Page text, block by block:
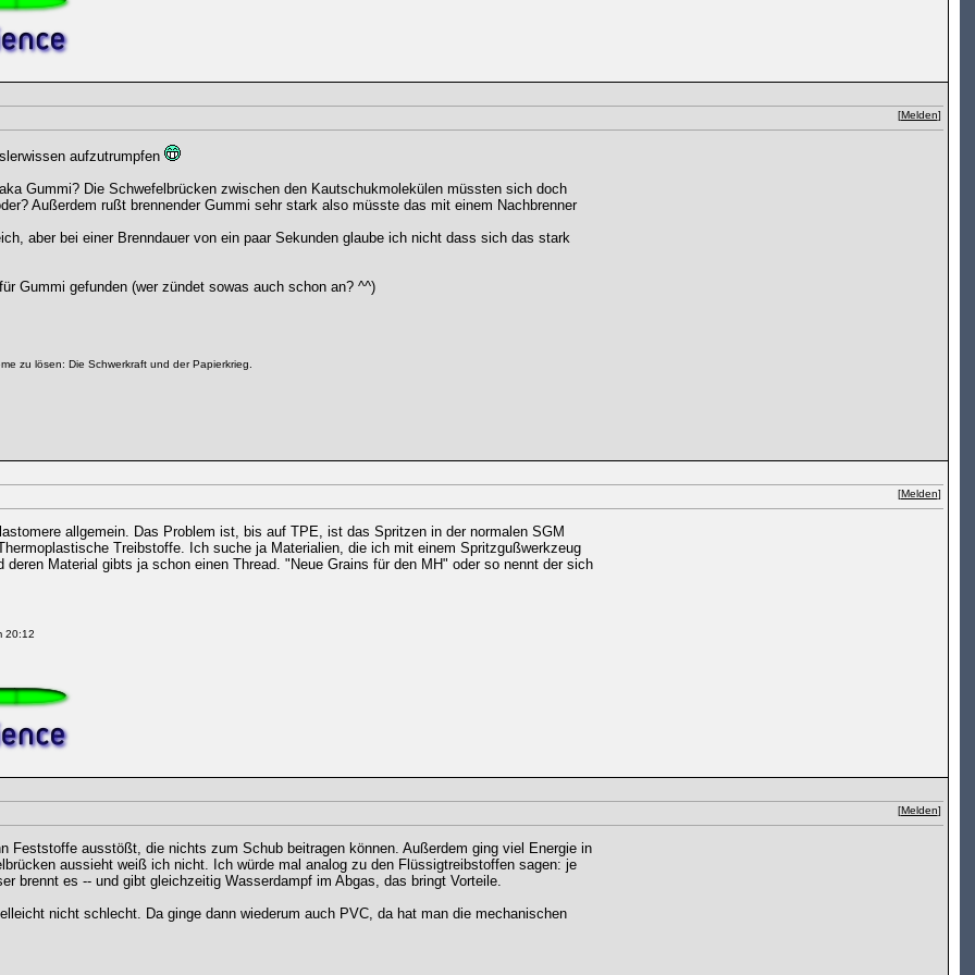
[Melden]
aufzutrumpfen
Gummi? Die Schwefelbrücken zwischen den Kautschukmolekülen müssten sich doch
Außerdem rußt brennender Gummi sehr stark also müsste das mit einem Nachbrenner
aber bei einer Brenndauer von ein paar Sekunden glaube ich nicht dass sich das stark
Gummi gefunden (wer zündet sowas auch schon an? ^^)
zu lösen: Die Schwerkraft und der Papierkrieg.
[Melden]
allgemein. Das Problem ist, bis auf TPE, ist das Spritzen in der normalen SGM
Treibstoffe. Ich suche ja Materialien, die ich mit einem Spritzgußwerkzeug
deren Material gibts ja schon einen Thread. "Neue Grains für den MH" oder so nennt der sich
20:12
[Melden]
Feststoffe ausstößt, die nichts zum Schub beitragen können. Außerdem ging viel Energie in
aussieht weiß ich nicht. Ich würde mal analog zu den Flüssigtreibstoffen sagen: je
brennt es -- und gibt gleichzeitig Wasserdampf im Abgas, das bringt Vorteile.
nicht schlecht. Da ginge dann wiederum auch PVC, da hat man die mechanischen